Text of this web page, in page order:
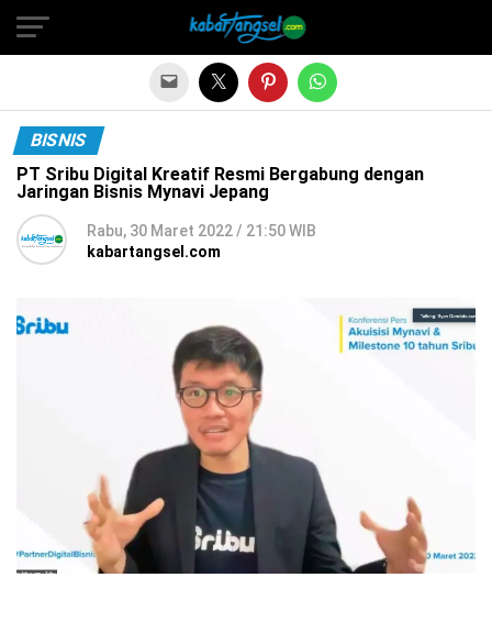
BISNIS
PT Sribu Digital Kreatif Resmi Bergabung dengan
Jaringan Bisnis Mynavi Jepang
Rabu, 30 Maret 2022 / 21:50 WIB
kabartangsel.com